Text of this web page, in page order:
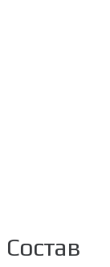
Состав